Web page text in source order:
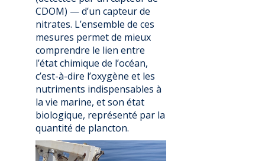
CDOM) — d’un capteur de
nitrates. L’ensemble de ces
mesures permet de mieux
comprendre le lien entre
l’état chimique de l’océan,
c’est-à-dire l’oxygène et les
nutriments indispensables à
la vie marine, et son état
biologique, représenté par la
quantité de plancton.